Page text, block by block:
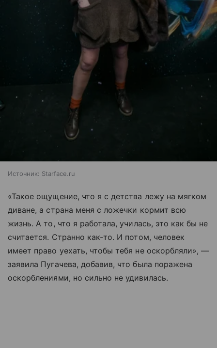
Источник: Starface.ru
«Такое ощущение, что я с детства лежу на мягком
диване, а страна меня с ложечки кормит всю
жизнь. А то, что я работала, училась, это как бы не
считается. Странно как-то. И потом, человек
имеет право уехать, чтобы тебя не оскорбляли», —
заявила Пугачева, добавив, что была поражена
оскорблениями, но сильно не удивилась.